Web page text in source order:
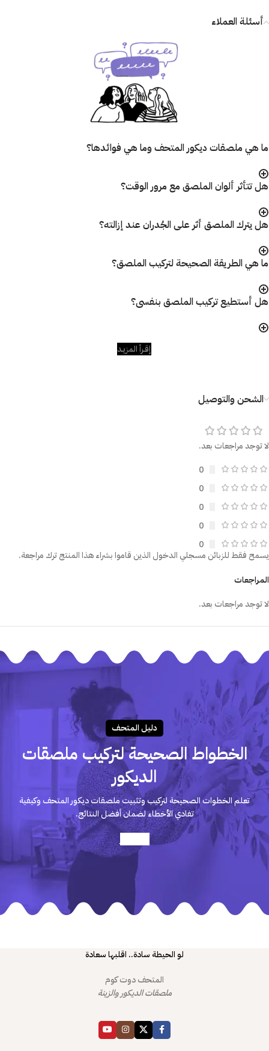
أسئلة العملاء
ما هي ملصقات ديكور المتحف وما هي فوائدها؟
هل تتأثر ألوان الملصق مع مرور الوقت؟
هل يترك الملصق أثر على الجُدران عند إزالته؟
ما هي الطريقة الصحيحة لتركيب الملصق؟
هل أستطيع تركيب الملصق بنفسى؟
إقـرأ المزيـد
الشحن والتوصيل
لا توجد مراجعات بعد.
0
0
0
0
0
المراجعات
لا توجد مراجعات بعد.
يسمح فقط للزبائن مسجلي الدخول الذين قاموا بشراء هذا المنتج ترك مراجعة.
دليـل المتحـف
الخطواط الصحيحة لتركيب ملصقات
الديكور
تعلم الخطوات الصحيحة لتركيب وتثبيت ملصقات ديكور المتحف وكيفية
تفادي الأخطاء لضمان أفضل النتائج.
لو الحيطة سادة.. اقلبها سعادة
المتحف دوت كوم
ملصقات الديكور والزينة